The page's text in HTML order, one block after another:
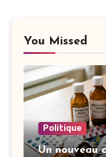
You Missed
Politique
Un nouveau